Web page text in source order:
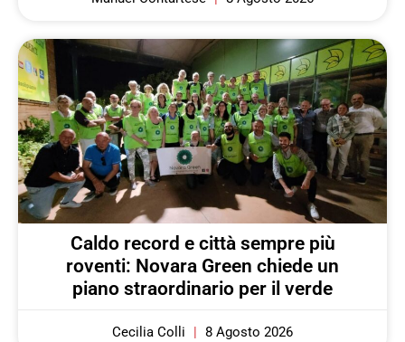
Caldo record e città sempre più
roventi: Novara Green chiede un
piano straordinario per il verde
Cecilia Colli 8 Agosto 2026